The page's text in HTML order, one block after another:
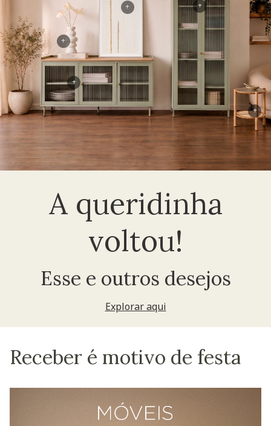
A queridinha
voltou!
Esse e outros desejos
Explorar aqui
+
+
+
+
+
Receber é motivo de festa